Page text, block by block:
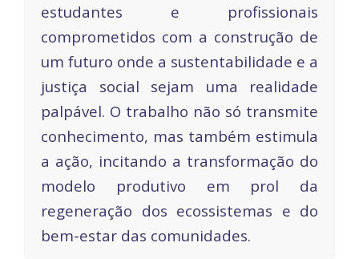
estudantes e profissionais
comprometidos com a construção de
um futuro onde a sustentabilidade e a
justiça social sejam uma realidade
palpável. O trabalho não só transmite
conhecimento, mas também estimula
a ação, incitando a transformação do
modelo produtivo em prol da
regeneração dos ecossistemas e do
bem-estar das comunidades.